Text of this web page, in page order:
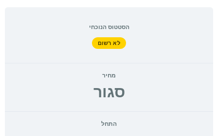
הסטטוס הנוכחי
לא רשום
מחיר
סגור
התחל